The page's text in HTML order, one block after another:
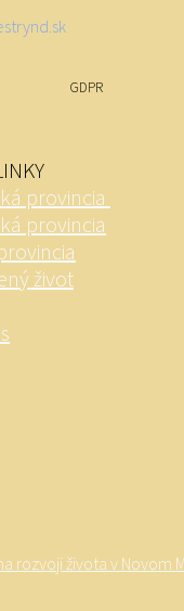
GDPR
provincia
provincia
život
rozvoji života v Novom